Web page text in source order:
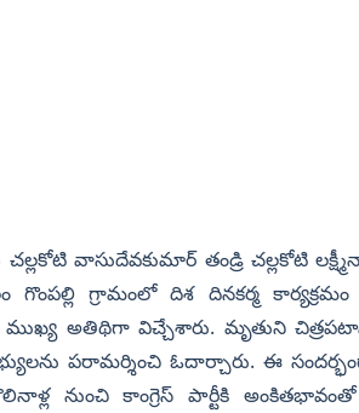
వాసుదేవకుమార్ తండ్రి చల్లకోటి
గ్రామంలో దిశ దినకర్మ
ముఖ్య అతిథిగా విచ్చేశారు. మృతుని
పరామర్శించి ఓదార్చారు.ఈ
నుంచి కాంగ్రెస్ పార్టీకి